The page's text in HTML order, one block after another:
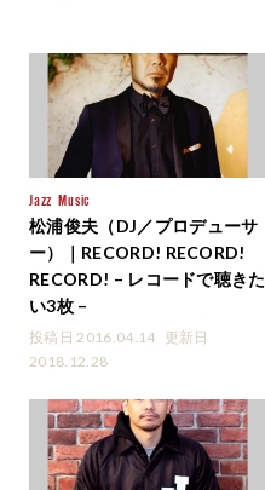
Jazz Music
松浦俊夫（DJ／プロデューサ
ー）｜RECORD! RECORD!
RECORD! – レコードで聴きた
い3枚 –
投稿日 2016.04.14 更新日
2018.12.28